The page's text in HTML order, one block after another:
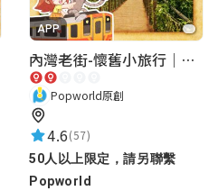
★★★★★
APP
內灣老街-懷舊小旅行｜新竹老街城市解謎
Popworld原創
4.6(57)
50人以上限定，請另聯繫
Popworld